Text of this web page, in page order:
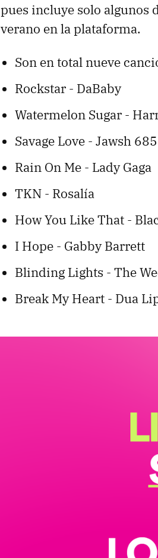
pues incluye solo algunos
verano en la plataforma.
Son en total nueve
Rockstar - DaBaby
Watermelon Sugar -
Savage Love - Jawsh 685
Rain On Me - Lady Gaga
TKN - Rosalía
How You Like That -
I Hope - Gabby Barrett
Blinding Lights - The
Break My Heart - Dua